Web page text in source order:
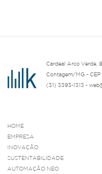
Cardeal Arco Verde,
Contagem/MG - CEP
(31) 3393-1313 -
HOME
EMPRESA
INOVAÇÃO
SUSTENTABILIDADE
AUTOMAÇÃO NEO